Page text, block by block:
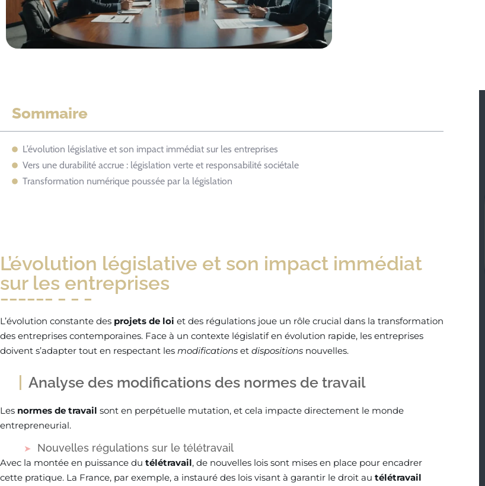
Sommaire
L’évolution législative et son impact immédiat sur les entreprises
Vers une durabilité accrue : législation verte et responsabilité sociétale
Transformation numérique poussée par la législation
L’évolution législative et son impact immédiat
sur les entreprises
L’évolution constante des projets de loi et des régulations joue un rôle crucial dans la transformation
des entreprises contemporaines. Face à un contexte législatif en évolution rapide, les entreprises
doivent s’adapter tout en respectant les modifications et dispositions nouvelles.
Analyse des modifications des normes de travail
Les normes de travail sont en perpétuelle mutation, et cela impacte directement le monde
entrepreneurial.
Nouvelles régulations sur le télétravail
Avec la montée en puissance du télétravail, de nouvelles lois sont mises en place pour encadrer
cette pratique. La France, par exemple, a instauré des lois visant à garantir le droit au télétravail